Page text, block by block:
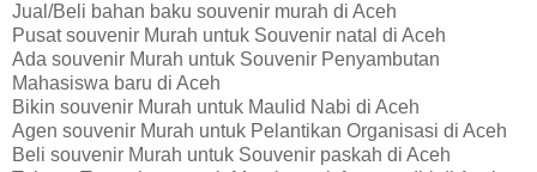
Jual/Beli bahan baku souvenir murah di Aceh
Pusat souvenir Murah untuk Souvenir natal di Aceh
Ada souvenir Murah untuk Souvenir Penyambutan
Mahasiswa baru di Aceh
Bikin souvenir Murah untuk Maulid Nabi di Aceh
Agen souvenir Murah untuk Pelantikan Organisasi di Aceh
Beli souvenir Murah untuk Souvenir paskah di Aceh